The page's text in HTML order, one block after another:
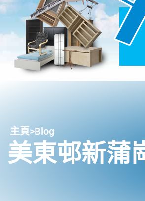
主頁>Blog
美東邨新蒲